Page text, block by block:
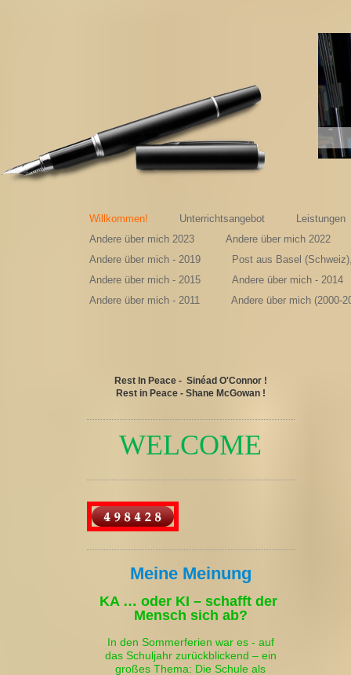
Willkommen! Unterrichtsangebot
Leistungen
Andere über mich 2023
Andere über mich 2022
Andere über mich - 2019
Post aus Basel
Andere über mich - 2015
Andere über mich - 2014
Andere über mich - 2011
Andere über mich (2000-
Rest In Peace - Sinéad O'Connor !
Rest in Peace - Shane McGowan !
WELCOME
Meine Meinung
KA … oder KI – schafft der
Mensch sich ab?
In den Sommerferien war es - auf
das Schuljahr zurückblickend – ein
großes Thema: Die Schule als